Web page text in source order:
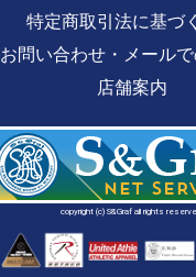
特定商取引法に基づ
お問い合わせ・メール
店舗案内
copyright (c) S&Graf all rights